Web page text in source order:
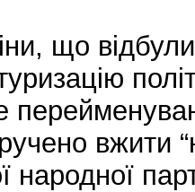
що
народної